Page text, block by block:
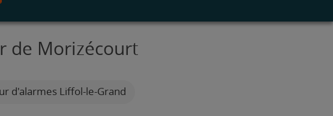
de Morizécourt
d'alarmes Liffol-le-Grand